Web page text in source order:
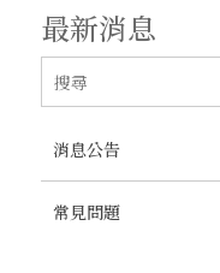
最新消息
消息公告
常見問題